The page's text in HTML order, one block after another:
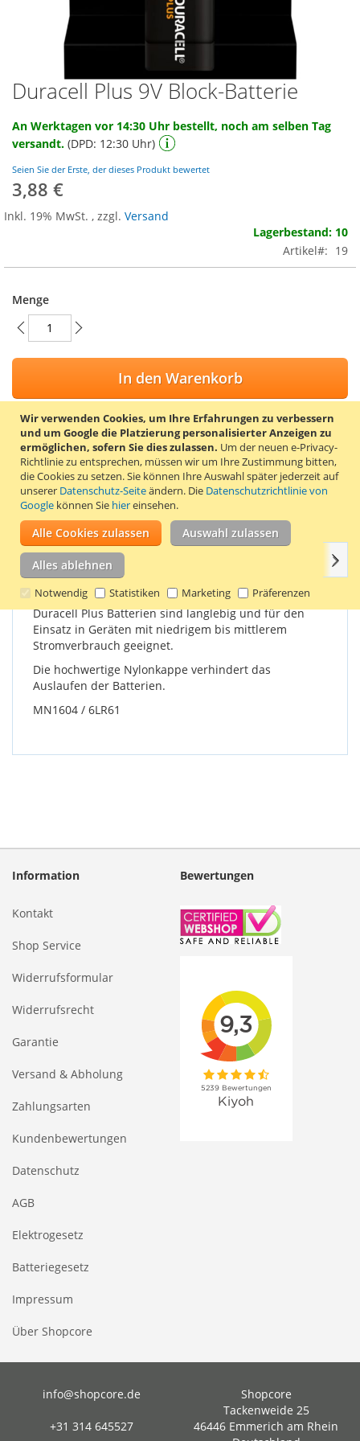
Wir verwenden Cookies, um Ihre Erfahrungen zu verbessern
und um Google die Platzierung personalisierter Anzeigen zu
ermöglichen, sofern Sie dies zulassen. Um der neuen e-Privacy-
Richtlinie zu entsprechen, müssen wir um Ihre Zustimmung bitten,
die Cookies zu setzen.Sie können Ihre Auswahl später jederzeit auf
unserer Datenschutz-Seiteändern. Die Datenschutzrichtlinie von
Google können Sie hiereinsehen.
Alle Cookies zulassen Auswahl zulassen
Alles ablehnen
Notwendig Statistiken Marketing Präferenzen
Zum
Anfang
der
Bildgalerie
springen
Duracell Plus 9V Block-Batterie
An Werktagen vor 14:30 Uhr bestellt, noch am selben Tag
versandt. (DPD: 12:30 Uhr)
Seien Sie der Erste, der dieses Produkt bewertet
3,88 €
Inkl. 19% MwSt. , zzgl. Versand
Lagerbestand: 10
Artikel
19
Menge
In den Warenkorb
ZUR WUNSCHLISTE HINZUFÜGEN
ZUR VERGLEICHSLISTE HINZUFÜGEN
Duracell Plus 9V Block-Batterie.
Einzelheiten Bewertungen
Duracell Plus Batterien sind langlebig und für den
Einsatz in Geräten mit niedrigem bis mittlerem
Stromverbrauch geeignet.
Die hochwertige Nylonkappe verhindert das
Auslaufen der Batterien.
MN1604 / 6LR61
Information
Kontakt
Shop Service
Widerrufsformular
Widerrufsrecht
Garantie
Versand & Abholung
Zahlungsarten
Kundenbewertungen
Datenschutz
AGB
Elektrogesetz
Batteriegesetz
Impressum
Über Shopcore
Bewertungen
info@shopcore.de
+31 314 645527
Shopcore
Tackenweide 25
46446 Emmerich am Rhein